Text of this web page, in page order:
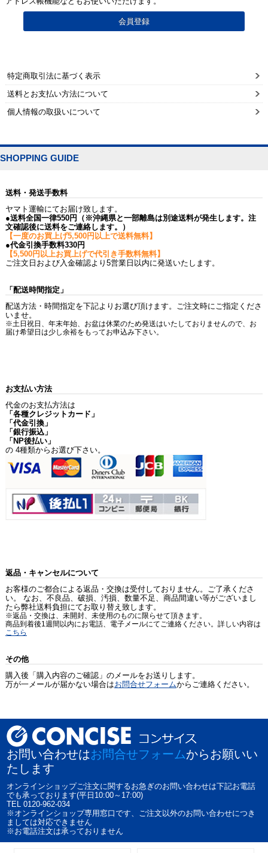
特定商取引法に基づく表示
送料とお支払い方法について
個人情報の取扱いについて
SHOPPING GUIDE
送料・発送手数料
ヤマト運輸にてお届け致します。
●送料全国一律550円（※沖縄県と一部離島は別途送料が発生します。注
文確認後に送料をご連絡します。）
【一度のお買上げ5,500円以上で送料無料】
●代金引換手数料330円
【5,500円以上お買上げで代引き手数料無料】
ご注文日および入金確認より5営業日以内に発送いたします。
「配送時間指定」
配送方法・時間指定を下記よりお選び頂けます。ご注文時にご指定くださ
いませ。
※土日祝日、年末年始、お盆は休業のため発送はいたしておりませんので、お
届け希望日は少し余裕をもってお申込み下さい。
お支払い方法
代金のお支払方法は
「各種クレジットカード」
「代金引換」
「銀行振込」
「NP後払い」
の 4種類からお選び下さい。
返品・キャンセルについて
お客様のご都合による返品・交換は受付しておりません。ご了承くださ
い。 なお、不良品、破損、汚損、数量不足、商品間違い等がございまし
たら弊社送料負担にてお取り替え致します。
※返品・交換は、未開封、未使用のものに限らせて頂きます。
商品到着後1週間以内にお電話、電子メールにてご連絡ください。詳しい内容は
こちら
その他
購入後「購入内容のご確認」のメールをお送りします。
万が一メールが届かない場合はお問合せフォームからご連絡ください。
お問い合わせはお問合せフォームからお願いい
たします
オンラインショップご注文に関するお急ぎのお問い合わせは下記お電話
でも承っております(平日10:00～17:00)
TEL 0120-962-034
※オンラインショップ専用窓口です、ご注文以外のお問い合わせにつき
ましては対応できません
※お電話注文は承っておりません